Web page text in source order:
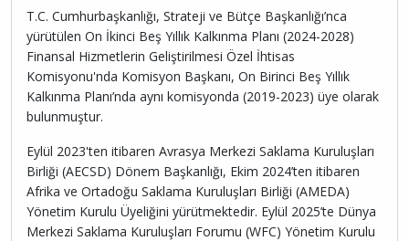
T.C. Cumhurbaşkanlığı, Strateji ve Bütçe Başkanlığı’nca
yürütülen On İkinci Beş Yıllık Kalkınma Planı (2024-2028)
Finansal Hizmetlerin Geliştirilmesi Özel İhtisas
Komisyonu'nda Komisyon Başkanı, On Birinci Beş Yıllık
Kalkınma Planı’nda aynı komisyonda (2019-2023) üye olarak
bulunmuştur.
Eylül 2023'ten itibaren Avrasya Merkezi Saklama Kuruluşları
Birliği (AECSD) Dönem Başkanlığı, Ekim 2024’ten itibaren
Afrika ve Ortadoğu Saklama Kuruluşları Birliği (AMEDA)
Yönetim Kurulu Üyeliğini yürütmektedir. Eylül 2025’te Dünya
Merkezi Saklama Kuruluşları Forumu (WFC) Yönetim Kurulu